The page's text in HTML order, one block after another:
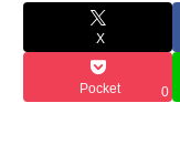
X
Pocket 0